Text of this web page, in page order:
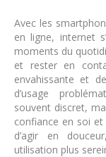
Avec les
en ligne, internet
moments du
et rester en
envahissante et
d’usage
souvent discret,
confiance en soi
d’agir en
utilisation plus